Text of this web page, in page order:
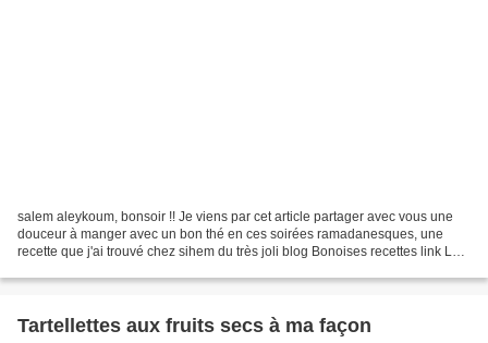
salem aleykoum, bonsoir !! Je viens par cet article partager avec vous une
douceur à manger avec un bon thé en ces soirées ramadanesques, une
recette que j'ai trouvé chez sihem du très joli blog Bonoises recettes link Les
Tartellettes aux fruits secs à ma façon